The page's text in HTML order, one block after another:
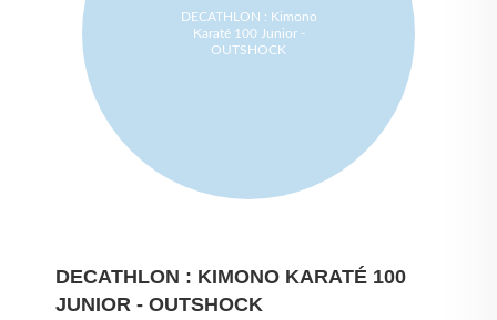
DECATHLON : Kimono
Karaté 100 Junior -
OUTSHOCK
DECATHLON : KIMONO KARATÉ 100
JUNIOR - OUTSHOCK